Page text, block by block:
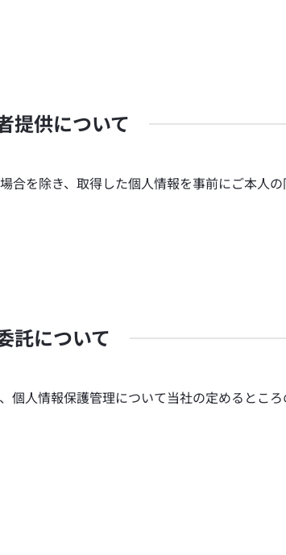
提供について
合を除き、取得した個人情報を事前にご本人
託について
個人情報保護管理について当社の定めるとこ